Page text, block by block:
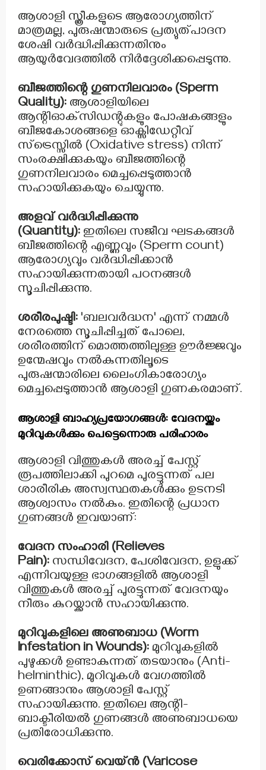
ആശാളി സ്ത്രീകളുടെ ആരോഗ്യത്തിന്
മാത്രമല്ല, പുരുഷന്മാരുടെ പ്രത്യുത്പാദന
ശേഷി വർദ്ധിപ്പിക്കുന്നതിനും
ആയുർവേദത്തിൽ നിർദ്ദേശിക്കപ്പെടുന്നു.
ബീജത്തിന്റെ ഗുണനിലവാരം (Sperm
Quality): ആശാളിയിലെ
ആന്റിഓക്‌സിഡന്റുകളും പോഷകങ്ങളും
ബീജകോശങ്ങളെ ഓക്സിഡേറ്റീവ്
സ്ട്രെസ്സിൽ (Oxidative stress) നിന്ന്
സംരക്ഷിക്കുകയും ബീജത്തിന്റെ
ഗുണനിലവാരം മെച്ചപ്പെടുത്താൻ
സഹായിക്കുകയും ചെയ്യുന്നു.
അളവ് വർദ്ധിപ്പിക്കുന്നു
(Quantity): ഇതിലെ സജീവ ഘടകങ്ങൾ
ബീജത്തിന്റെ എണ്ണവും (Sperm count)
ആരോഗ്യവും വർദ്ധിപ്പിക്കാൻ
സഹായിക്കുന്നതായി പഠനങ്ങൾ
സൂചിപ്പിക്കുന്നു.
ശരീരപുഷ്ടി: 'ബലവർദ്ധന' എന്ന് നമ്മൾ
നേരത്തെ സൂചിപ്പിച്ചത് പോലെ,
ശരീരത്തിന് മൊത്തത്തിലുള്ള ഊർജ്ജവും
ഉന്മേഷവും നൽകുന്നതിലൂടെ
പുരുഷന്മാരിലെ ലൈംഗികാരോഗ്യം
മെച്ചപ്പെടുത്താൻ ആശാളി ഗുണകരമാണ്.
ആശാളി ബാഹ്യപ്രയോഗങ്ങൾ: വേദനയ്ക്കും
മുറിവുകൾക്കും പെട്ടെന്നൊരു പരിഹാരം
ആശാളി വിത്തുകൾ അരച്ച് പേസ്റ്റ്
രൂപത്തിലാക്കി പുറമെ പുരട്ടുന്നത് പല
ശാരീരിക അസ്വസ്ഥതകൾക്കും ഉടനടി
ആശ്വാസം നൽകും. ഇതിന്റെ പ്രധാന
ഗുണങ്ങൾ ഇവയാണ്:
വേദന സംഹാരി (Relieves
Pain): സന്ധിവേദന, പേശിവേദന, ഉളുക്ക്
എന്നിവയുള്ള ഭാഗങ്ങളിൽ ആശാളി
വിത്തുകൾ അരച്ച് പുരട്ടുന്നത് വേദനയും
നീരും കുറയ്ക്കാൻ സഹായിക്കുന്നു.
മുറിവുകളിലെ അണുബാധ (Worm
Infestation in Wounds): മുറിവുകളിൽ
പുഴുക്കൾ ഉണ്ടാകുന്നത് തടയാനും (Anti-
helminthic), മുറിവുകൾ വേഗത്തിൽ
ഉണങ്ങാനും ആശാളി പേസ്റ്റ്
സഹായിക്കുന്നു. ഇതിലെ ആന്റി-
ബാക്ടീരിയൽ ഗുണങ്ങൾ അണുബാധയെ
പ്രതിരോധിക്കുന്നു.
വെരിക്കോസ് വെയ്ൻ (Varicose